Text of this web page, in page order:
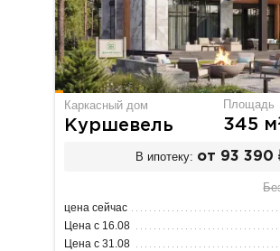
Каркасный дом
Куршевель
Площадь
345 м
В ипотеку: от 93 390
цена сейчас
Цена с 16.08
Цена с 31.08